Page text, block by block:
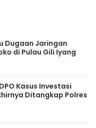
Dugaan Jaringan
di Pulau Gili Iyang
Kasus Investasi
Ditangkap Polres